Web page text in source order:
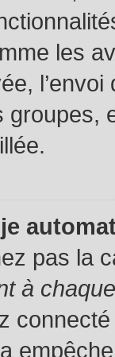
les
groupes,
pas la
à